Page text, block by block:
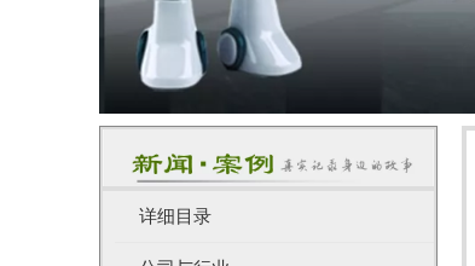
详细目录